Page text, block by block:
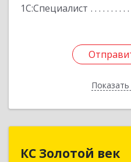
1С:Специалист
КС Золотой век